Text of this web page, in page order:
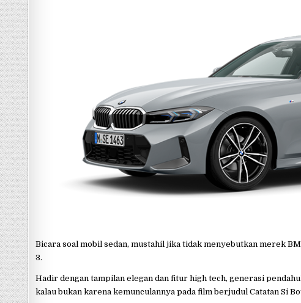
Bicara soal mobil sedan, mustahil jika tidak menyebutkan merek
3.
Hadir dengan tampilan elegan dan fitur high tech, generasi
kalau bukan karena kemunculannya pada film berjudul Catatan Si